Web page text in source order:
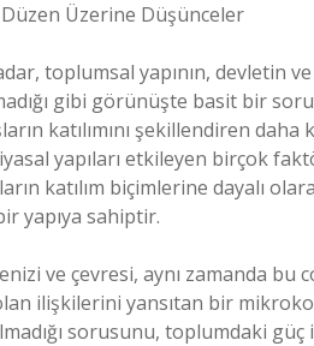
Üzerine Düşünceler
toplumsal yapının, devletin
gibi görünüşte basit bir
katılımını şekillendiren
yapıları etkileyen birçok
katılım biçimlerine dayalı
yapıya sahiptir.
ve çevresi, aynı zamanda bu
ilişkilerini yansıtan bir
sorusunu, toplumdaki